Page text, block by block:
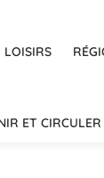
LOISIRS
ET CIRCULER